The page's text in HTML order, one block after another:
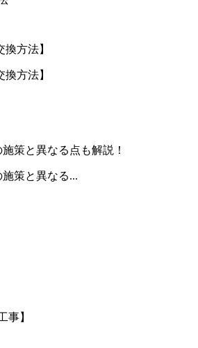
方法】
方法】
策と異なる点も解説！
策と異なる...
事】